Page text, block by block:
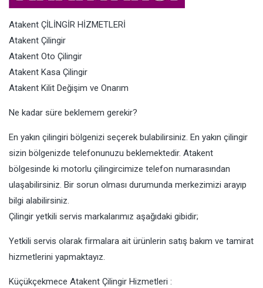
Atakent ÇİLİNGİR HİZMETLERİ
Atakent Çilingir
Atakent Oto Çilingir
Atakent Kasa Çilingir
Atakent Kilit Değişim ve Onarım
Ne kadar süre beklemem gerekir?
En yakın çilingiri bölgenizi seçerek bulabilirsiniz. En yakın çilingir
sizin bölgenizde telefonunuzu beklemektedir. Atakent
bölgesinde ki motorlu çilingircimize telefon numarasından
ulaşabilirsiniz. Bir sorun olması durumunda merkezimizi arayıp
bilgi alabilirsiniz.
Çilingir yetkili servis markalarımız aşağıdaki gibidir;
Yetkili servis olarak firmalara ait ürünlerin satış bakım ve tamirat
hizmetlerini yapmaktayız.
Küçükçekmece Atakent Çilingir Hizmetleri :